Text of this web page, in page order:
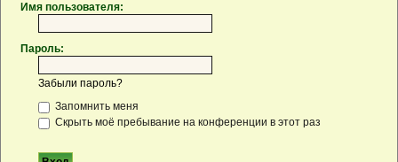
Имя пользователя:
Пароль:
Забыли пароль?
Запомнить меня
Скрыть моё пребывание на конференции в этот раз